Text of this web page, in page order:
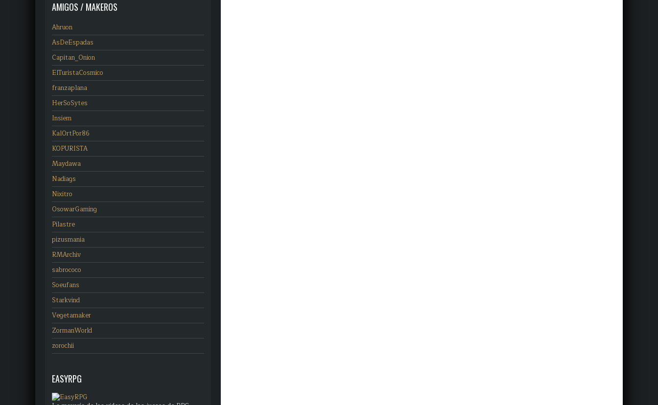
AMIGOS / MAKEROS
Ahruon
AsDeEspadas
Capitan_Onion
ElTuristaCosmico
franzaplana
HerSoSytes
Insiem
KalOrtPor86
KOPURISTA
Maydawa
Nadiags
Nixitro
OsowarGaming
Pilastre
pizusmania
RMArchiv
sabrococo
Soeufans
Starkvind
Vegetamaker
ZormanWorld
zorochii
EASYRPG